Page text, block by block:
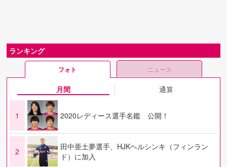
ランキング
フォト ニュース
月間 通算
1 2020レディース選手名鑑 公開！
2
田中亜土夢選手、HJKヘルシンキ（フィンラン
ド）に加入